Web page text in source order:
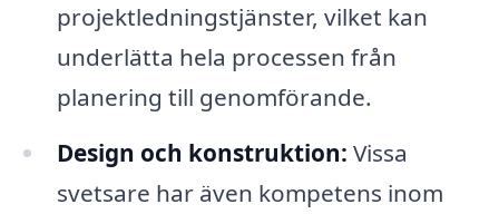
projektledningstjänster, vilket kan
underlätta hela processen från
planering till genomförande.
Design och konstruktion: Vissa
svetsare har även kompetens inom